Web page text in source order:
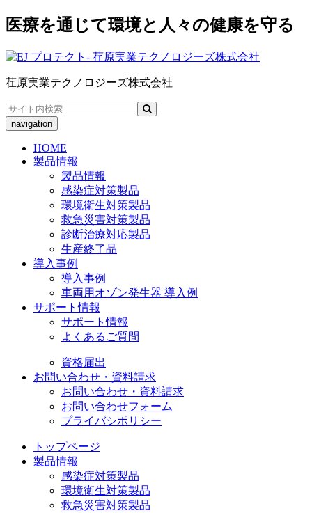
医療を通じて環境と人々の健康を守る
荏原実業テクノロジーズ株式会社
Search
for:
navigation
HOME
製品情報
製品情報
感染症対策製品
環境衛生対策製品
救急災害対策製品
診断治療対応製品
生産終了品
導入事例
導入事例
車両用オゾン発生器 導入例
サポート情報
サポート情報
よくあるご質問
資格届出
お問い合わせ・資料請求
お問い合わせ・資料請求
お問い合わせフォーム
プライバシポリシー
トップページ
製品情報
感染症対策製品
環境衛生対策製品
救急災害対策製品